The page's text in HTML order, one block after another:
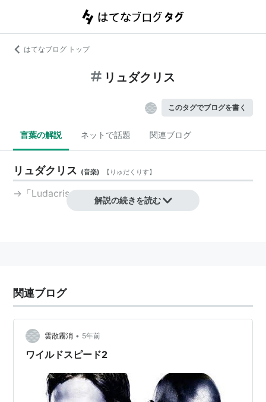
はてなブログ トップ
リュダクリス
このタグでブログを書く
言葉の解説 ネットで話題 関連ブログ
リュダクリス (音楽) 【 りゅだくりす】
→「Ludacris」
解説の続きを読む
関連ブログ
雲散霧消 • 5年前
ワイルドスピード2